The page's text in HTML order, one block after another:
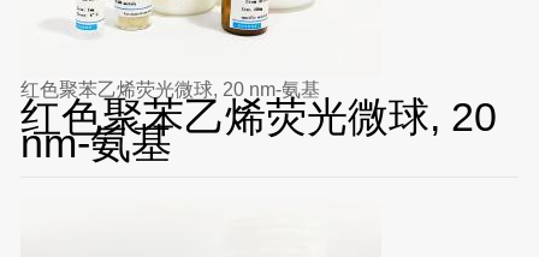
红色聚苯乙烯荧光微球, 20 nm-氨基
红色聚苯乙烯荧光微球, 20
nm-氨基